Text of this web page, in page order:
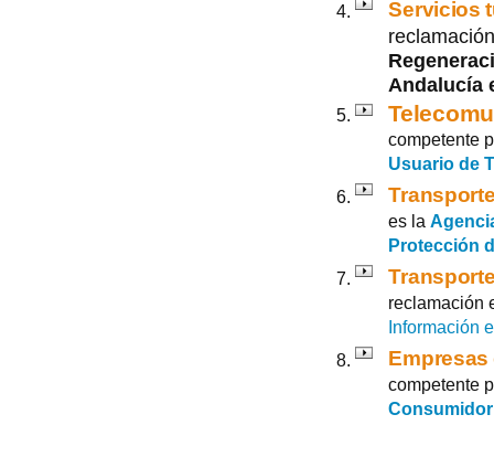
Servicios
Andalucía
competente
Usuario de
es la
Protección
reclamación
Información
Empresas
competente
Consumidor